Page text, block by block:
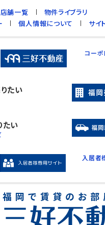
店舗一覧
物件ライブラリ
個人情報について サイ
コーポ
たい
たい
入居者